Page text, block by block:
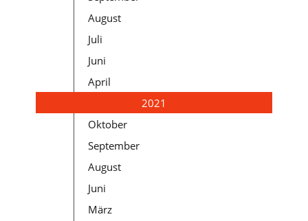
August
Juli
Juni
April
2021
Oktober
September
August
Juni
März